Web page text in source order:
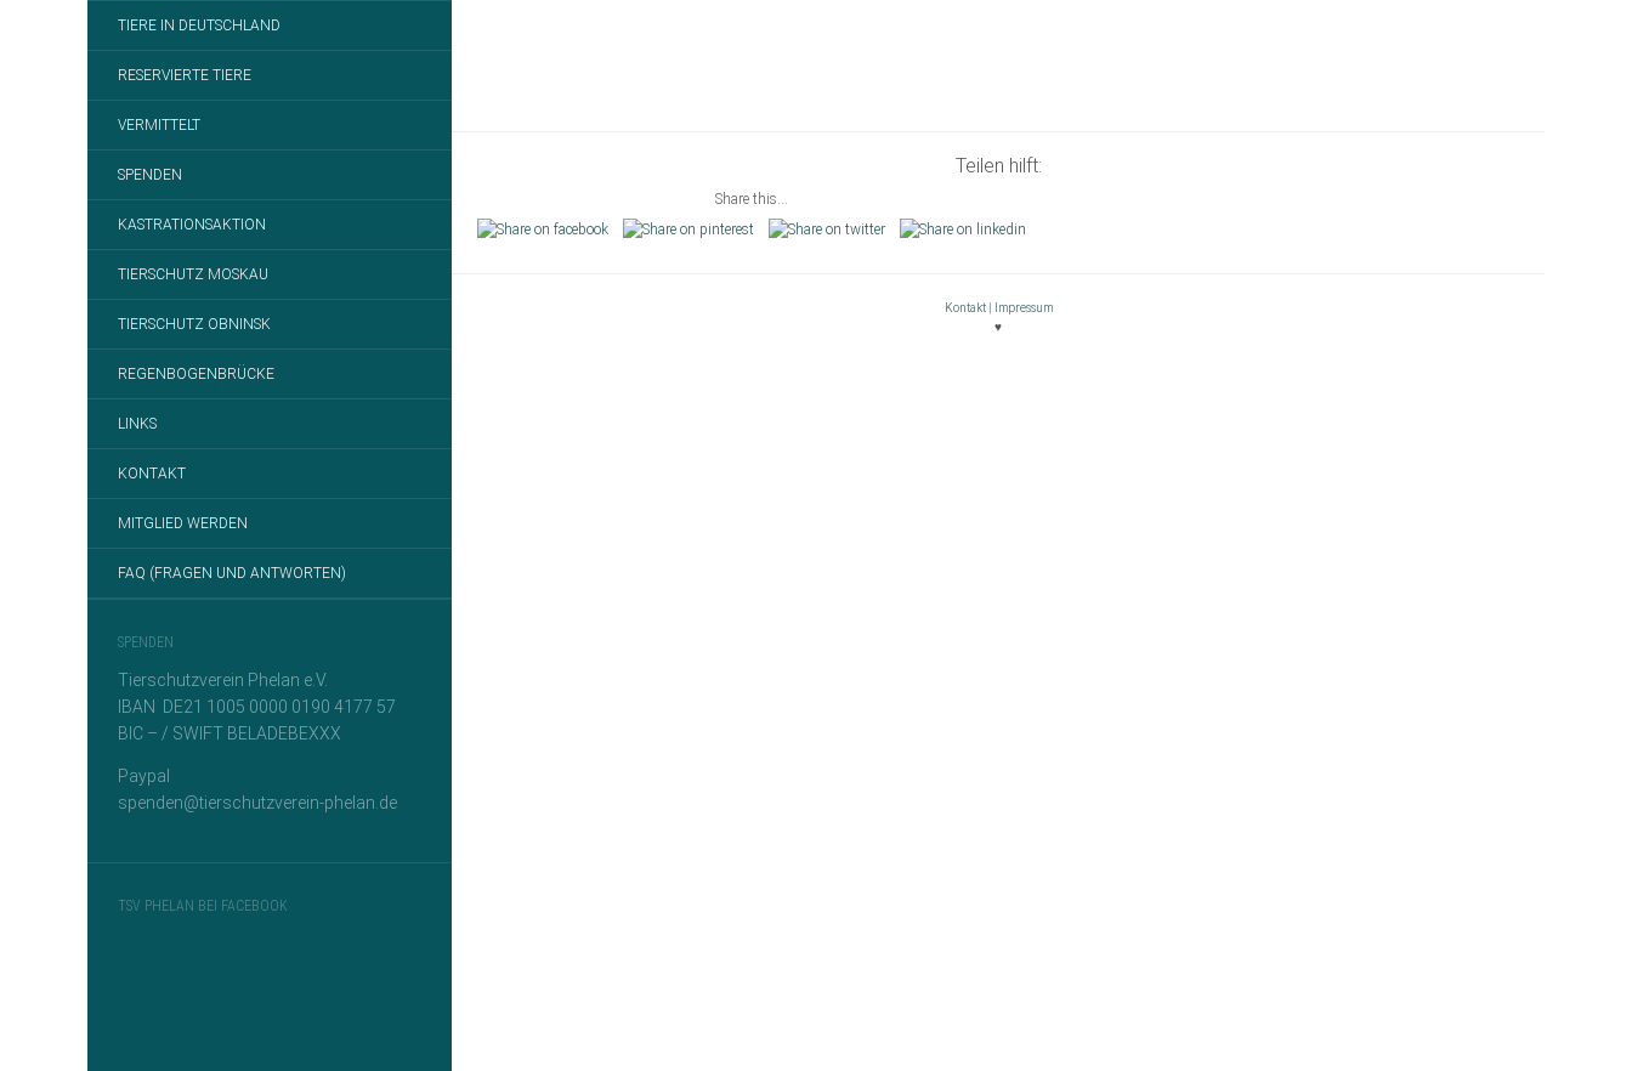
TIERE IN DEUTSCHLAND
RESERVIERTE TIERE
VERMITTELT
SPENDEN
KASTRATIONSAKTION
TIERSCHUTZ MOSKAU
TIERSCHUTZ OBNINSK
REGENBOGENBRÜCKE
LINKS
KONTAKT
MITGLIED WERDEN
FAQ (FRAGEN UND ANTWORTEN)
SPENDEN
Tierschutzverein Phelan e.V.
IBAN DE21 1005 0000 0190 4177 57
BIC – / SWIFT BELADEBEXXX
Paypal
spenden@tierschutzverein-phelan.de
TSV PHELAN BEI FACEBOOK
Teilen hilft:
Share this...
Kontakt|
Impressum
♥